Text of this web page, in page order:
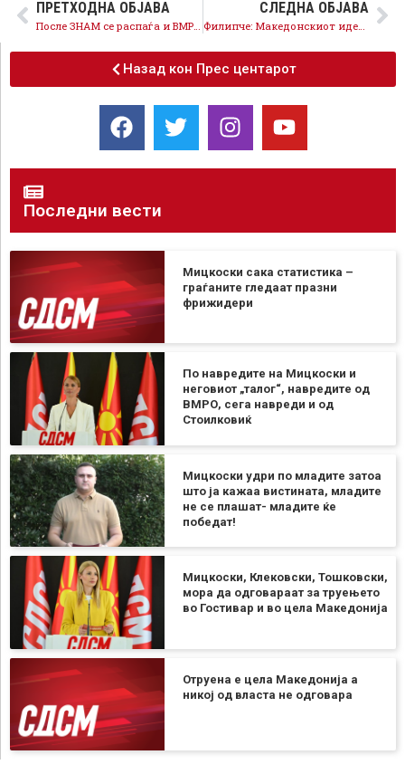
ПРЕТХОДНА ОБЈАВА СЛЕДНА ОБЈАВА
Филипче: Македонскиот идентитет го загрозува криминалот и корупцијата на Мицкоски и ВМРО-ОКГ, а не малцинствата
Назад кон Прес центарот
Последни вести
Мицкоски сака статистика –
граѓаните гледаат празни
фрижидери
По навредите на Мицкоски и
неговиот „талог“, навредите од
ВМРО, сега навреди и од
Стоилковиќ
Мицкоски удри по младите затоа
што ја кажаа вистината, младите
не се плашат- младите ќе
победат!
Мицкоски, Клековски, Тошковски,
мора да одговараат за труењето
во Гостивар и во цела Македонија
Отруена е цела Македонија а
никој од власта не одговара